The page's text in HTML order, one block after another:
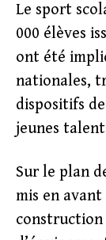
Le sport
000 élèves
ont été
nationales,
dispositifs
jeunes
Sur le plan
mis en